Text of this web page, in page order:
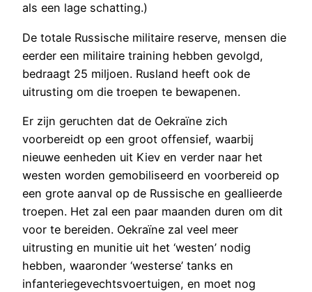
als een lage schatting.)
De totale Russische militaire reserve, mensen die
eerder een militaire training hebben gevolgd,
bedraagt 25 miljoen. Rusland heeft ook de
uitrusting om die troepen te bewapenen.
Er zijn geruchten dat de Oekraïne zich
voorbereidt op een groot offensief, waarbij
nieuwe eenheden uit Kiev en verder naar het
westen worden gemobiliseerd en voorbereid op
een grote aanval op de Russische en geallieerde
troepen. Het zal een paar maanden duren om dit
voor te bereiden. Oekraïne zal veel meer
uitrusting en munitie uit het ‘westen’ nodig
hebben, waaronder ‘westerse’ tanks en
infanteriegevechtsvoertuigen, en moet nog